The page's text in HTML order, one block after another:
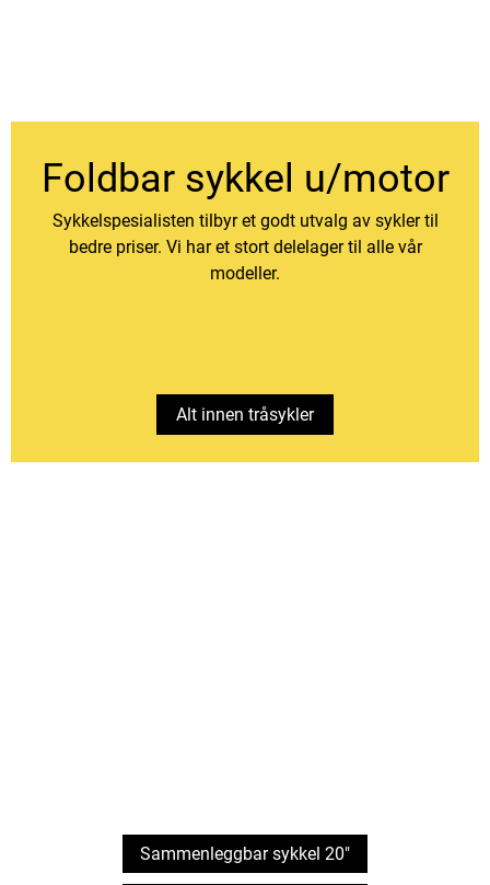
Foldbar sykkel u/motor
Sykkelspesialisten tilbyr et godt utvalg av sykler til
bedre priser. Vi har et stort delelager til alle vår
modeller.
Alt innen tråsykler
Sammenleggbar sykkel 20"